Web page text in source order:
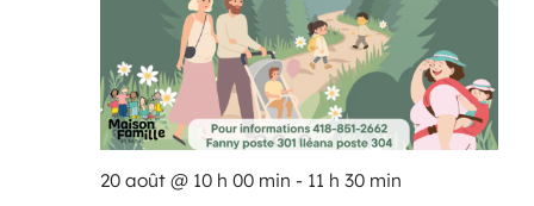
20 août @ 10 h 00 min - 11 h 30 min